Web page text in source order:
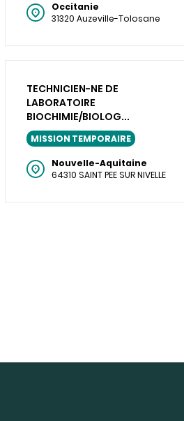
Occitanie
31320 Auzeville-Tolosane
TECHNICIEN-NE DE
LABORATOIRE
BIOCHIMIE/BIOLOG...
MISSION TEMPORAIRE
Nouvelle-Aquitaine
64310 SAINT PEE SUR NIVELLE